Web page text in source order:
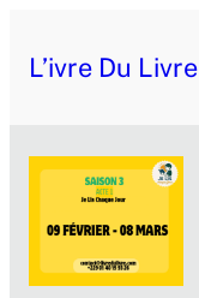
L’ivre Du Livre